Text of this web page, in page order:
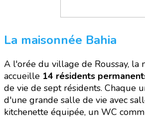
La maisonnée Bahia
A l'orée du village de Roussay, la
accueille 14 résidents
de vie de sept résidents. Chaque
d'une grande salle de vie avec
kitchenette équipée, un WC